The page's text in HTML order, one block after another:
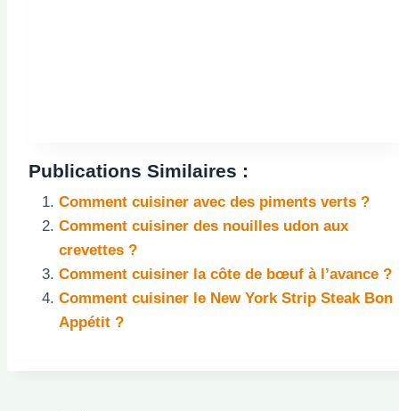
Publications Similaires :
Comment cuisiner avec des piments verts ?
Comment cuisiner des nouilles udon aux
crevettes ?
Comment cuisiner la côte de bœuf à l’avance ?
Comment cuisiner le New York Strip Steak Bon
Appétit ?